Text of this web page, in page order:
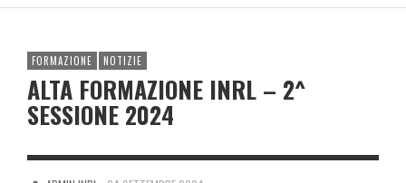
FORMAZIONE NOTIZIE
ALTA FORMAZIONE INRL – 2^
SESSIONE 2024